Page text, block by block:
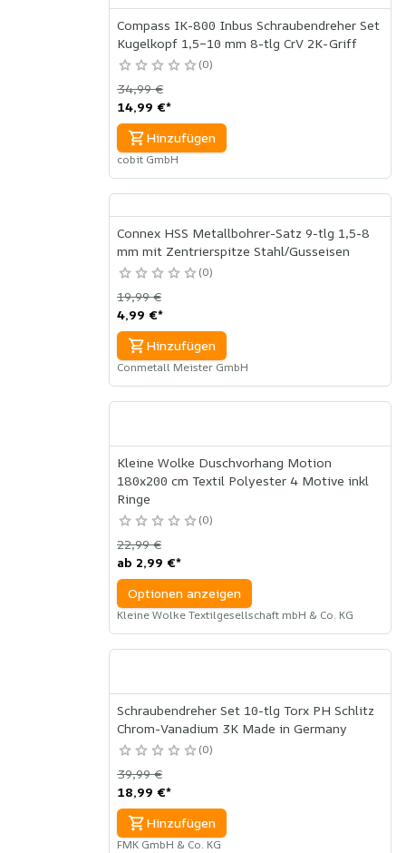
Compass IK-800 Inbus Schraubendreher Set
Kugelkopf 1,5–10 mm 8-tlg CrV 2K-Griff
0
14,99 €*
34,99 €
Hinzufügen
cobit GmbH
Connex HSS Metallbohrer-Satz 9-tlg 1,5-8
mm mit Zentrierspitze Stahl/Gusseisen
0
4,99 €*
19,99 €
Hinzufügen
Conmetall Meister GmbH
Kleine Wolke Duschvorhang Motion
180x200 cm Textil Polyester 4 Motive inkl
Ringe
0
ab 2,99 €*
22,99 €
Optionen anzeigen
Kleine Wolke Textilgesellschaft mbH & Co. KG
Schraubendreher Set 10-tlg Torx PH Schlitz
Chrom-Vanadium 3K Made in Germany
0
18,99 €*
39,99 €
Hinzufügen
FMK GmbH & Co. KG